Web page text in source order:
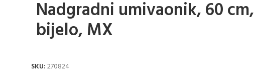
Nadgradni umivaonik, 60 cm,
bijelo, MX
SKU:270824